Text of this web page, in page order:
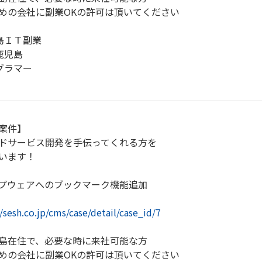
の会社に副業OKの許可は頂いてください
ＩＴ副業
児島
ラマー
件】
サービス開発を手伝ってくれる方を
ます！
ウェアへのブックマーク機能追加
cms/case/detail/case_id/7
在住で、必要な時に来社可能な方
の会社に副業OKの許可は頂いてください